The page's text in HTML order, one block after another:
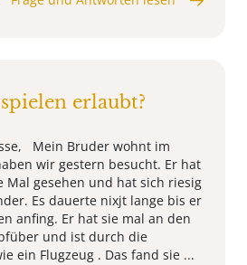
erlaubt?
Mein Bruder wohnt im
wir gestern besucht. Er hat
Mal gesehen und hat sich riesig
Es dauerte nixjt lange bis er
anfing. Er hat sie mal an den
und ist durch die
ein Flugzeug . Das fand sie ...